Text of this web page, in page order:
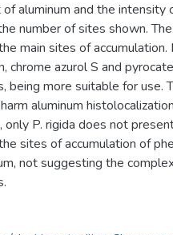
aluminum and the intensity
number of sites shown.
main sites of
chrome azurol S and
being more suitable for use.
aluminum
only P. rigida does not
sites of accumulation of
not suggesting the